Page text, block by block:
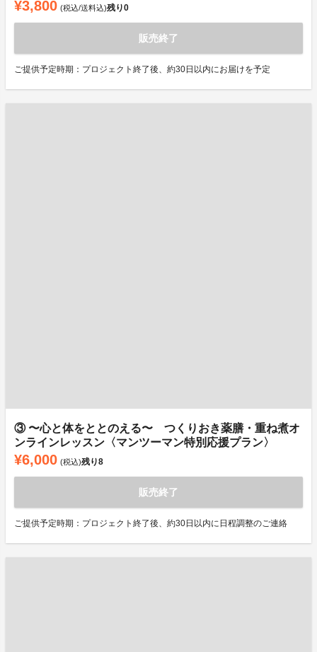
¥3,800 (税込/送料込)残り0
販売終了
ご提供予定時期：プロジェクト終了後、約30日以内にお届けを予定
③ 〜心と体をととのえる〜 つくりおき薬膳・重ね煮オ
ンラインレッスン〈マンツーマン特別応援プラン〉
¥6,000 (税込)残り8
販売終了
ご提供予定時期：プロジェクト終了後、約30日以内に日程調整のご連絡